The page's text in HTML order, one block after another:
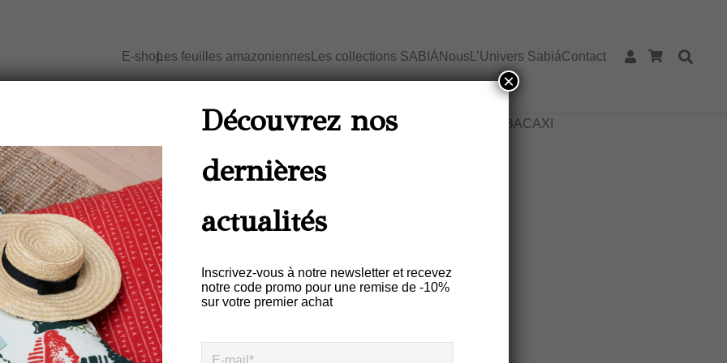
E-shopLes feuilles amazoniennes Les collections SABIÁ Nous L’Univers SabiáContact
Maison - Chemin de table
PÉ jaune ABACAXI
Chemin De Table Lin – Motif
ARRASTA PÉ Jaune ABACAXI
52,00
Description Informations complémentaires
Ce chemin de table 100% lin fait partie de la collection
O canto do Sabiá
Découvrez nos
dernières
actualités
Inscrivez-vous à notre newsletter et recevez
notre code promo pour une remise de -10%
sur votre premier achat
×